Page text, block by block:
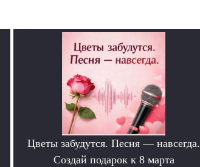
Цветы забудутся. Песня — навсегда.
Создай подарок к 8 марта